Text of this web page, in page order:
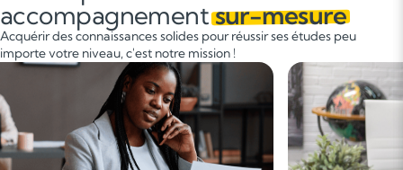
accompagnementsur-mesure
Acquérir des connaissances solides pour réussir ses études peu
importe votre niveau, c'est notre mission !